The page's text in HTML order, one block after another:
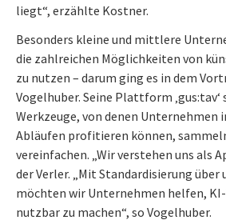
liegt“, erzählte Kostner.
Besonders kleine und mittlere
die zahlreichen Möglichkeiten von
zu nutzen – darum ging es in dem
Vogelhuber. Seine Plattform
Werkzeuge, von denen Unternehmen
Abläufen profitieren können,
vereinfachen. „Wir verstehen uns als
der Verler. „Mit Standardisierung
möchten wir Unternehmen helfen,
nutzbar zu machen“, so Vogelhuber.